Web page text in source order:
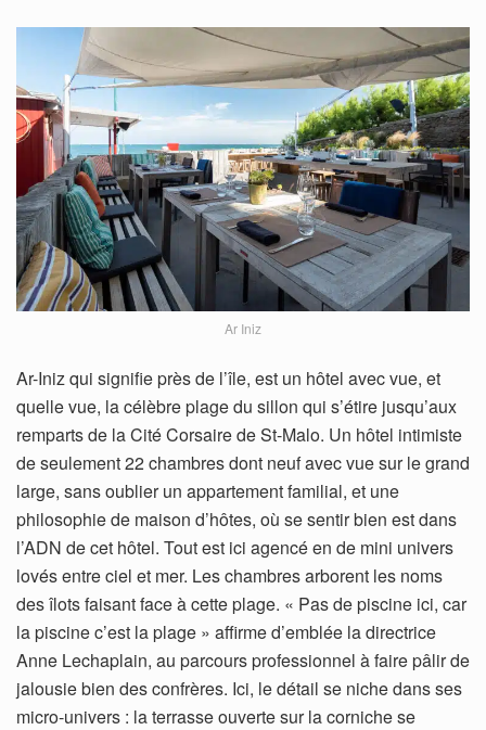
Ar Iniz
Ar-Iniz qui signifie près de l’île, est un hôtel avec vue, et
quelle vue, la célèbre plage du sillon qui s’étire jusqu’aux
remparts de la Cité Corsaire de St-Malo. Un hôtel intimiste
de seulement 22 chambres dont neuf avec vue sur le grand
large, sans oublier un appartement familial, et une
philosophie de maison d’hôtes, où se sentir bien est dans
l’ADN de cet hôtel. Tout est ici agencé en de mini univers
lovés entre ciel et mer. Les chambres arborent les noms
des îlots faisant face à cette plage. « Pas de piscine ici, car
la piscine c’est la plage » affirme d’emblée la directrice
Anne Lechaplain, au parcours professionnel à faire pâlir de
jalousie bien des confrères. Ici, le détail se niche dans ses
micro-univers : la terrasse ouverte sur la corniche se